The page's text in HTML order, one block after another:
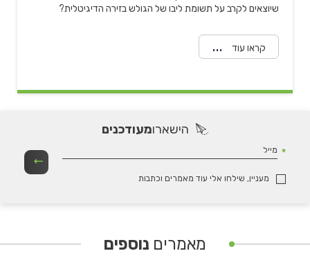
שיוצאים לקרב על תשומת ליבו של הגולש בזירה הדיגיטלית?
קראו עוד
הישארומעודכנים
מייל
מעניין, שילחו אלי עוד מאמרים וכתבות
מאמרים נוספים